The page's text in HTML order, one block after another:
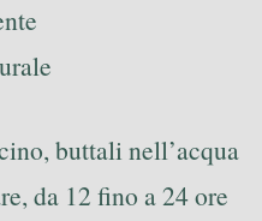
buttali nell’acqua
da 12 fino a 24 ore